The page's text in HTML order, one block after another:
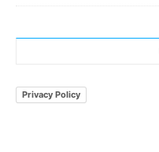
Privacy Policy